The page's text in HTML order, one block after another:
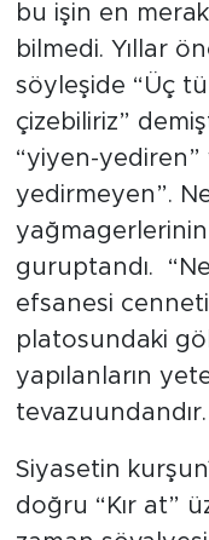
bu işin en
bilmedi. Yıllar
söyleşide “Üç
çizebiliriz”
“yiyen-yediren”
yedirmeyen”.
guruptandı.
efsanesi cenneti
platosundaki
yapılanların
tevazuundandır.
Siyasetin
doğru “Kır at”